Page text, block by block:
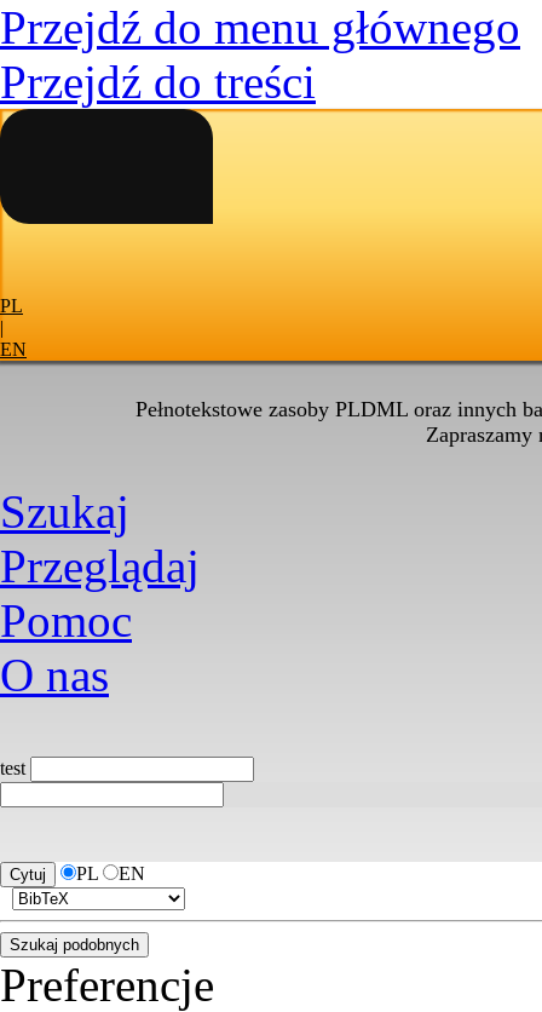
Przejdź do menu głównego
Przejdź do treści
PL
|
EN
Pełnotekstowe zasoby PLDML oraz innych
Zapraszamy
Szukaj
Przeglądaj
Pomoc
O nas
test
PL EN
Preferencje